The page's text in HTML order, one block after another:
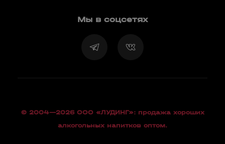
Мы в соцсетях
© 2004—2026 OOO «ЛУДИНГ»: продажа хороших
алкогольных напитков оптом.